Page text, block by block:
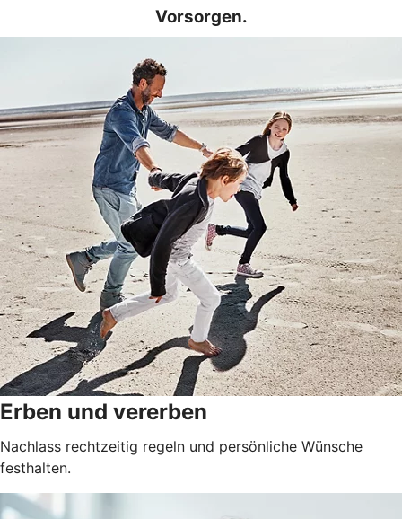
Vorsorgen.
Erben und vererben
Nachlass rechtzeitig regeln und persönliche Wünsche
festhalten.